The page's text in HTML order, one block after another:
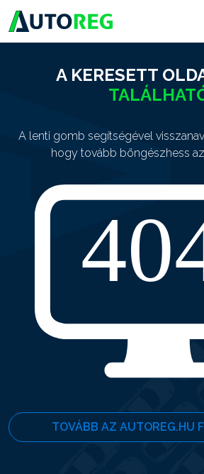
A KERESETT
A lenti gomb segítségével
hogy tovább böngészhess
TOVÁBB AZ AUTOREG.HU